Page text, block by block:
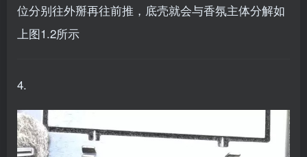
位分别往外掰再往前推，底壳就会与香氛主体分解如
上图1.2所示
4.